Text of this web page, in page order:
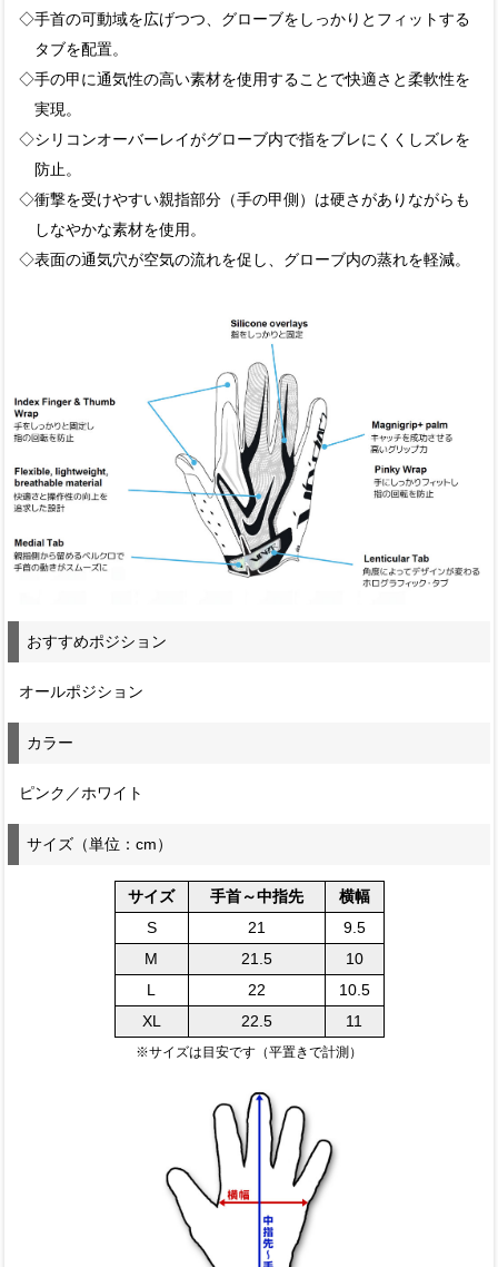
◇手首の可動域を広げつつ、グローブをしっかりとフィットする
タブを配置。
◇手の甲に通気性の高い素材を使用することで快適さと柔軟性を
実現。
◇シリコンオーバーレイがグローブ内で指をブレにくくしズレを
防止。
◇衝撃を受けやすい親指部分（手の甲側）は硬さがありながらも
しなやかな素材を使用。
◇表面の通気穴が空気の流れを促し、グローブ内の蒸れを軽減。
おすすめポジション
オールポジション
カラー
ピンク／ホワイト
サイズ（単位：cm）
サイズ 手首～中指先
横幅
S
21
9.5
M
21.5
10
L
22
10.5
XL
22.5 11
※サイズは目安です（平置きで計測）